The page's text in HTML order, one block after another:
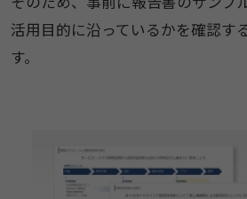
活用目的に沿っているかを確認す
す。